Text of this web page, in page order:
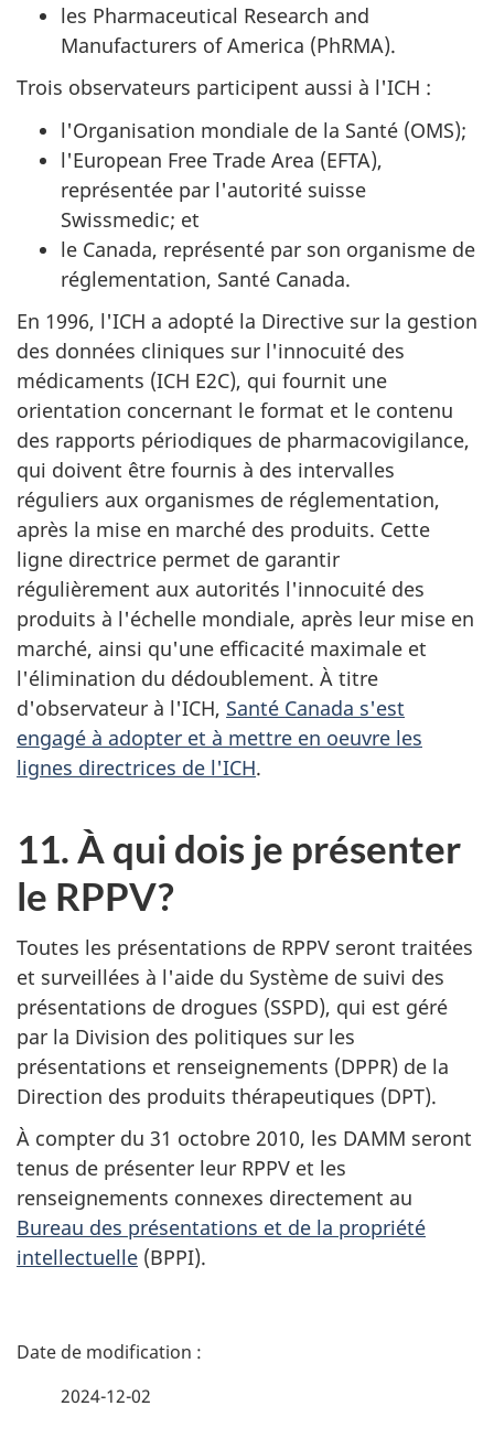
les Pharmaceutical Research and
Manufacturers of America (PhRMA).
Trois observateurs participent aussi à l'ICH :
l'Organisation mondiale de la Santé (OMS);
l'European Free Trade Area (EFTA),
représentée par l'autorité suisse
Swissmedic; et
le Canada, représenté par son organisme de
réglementation, Santé Canada.
En 1996, l'ICH a adopté la Directive sur la gestion
des données cliniques sur l'innocuité des
médicaments (ICH E2C), qui fournit une
orientation concernant le format et le contenu
des rapports périodiques de pharmacovigilance,
qui doivent être fournis à des intervalles
réguliers aux organismes de réglementation,
après la mise en marché des produits. Cette
ligne directrice permet de garantir
régulièrement aux autorités l'innocuité des
produits à l'échelle mondiale, après leur mise en
marché, ainsi qu'une efficacité maximale et
l'élimination du dédoublement. À titre
d'observateur à l'ICH, Santé Canada s'est
engagé à adopter et à mettre en oeuvre les
lignes directrices de l'ICH.
11. À qui dois je présenter
le RPPV?
Toutes les présentations de RPPV seront traitées
et surveillées à l'aide du Système de suivi des
présentations de drogues (SSPD), qui est géré
par la Division des politiques sur les
présentations et renseignements (DPPR) de la
Direction des produits thérapeutiques (DPT).
À compter du 31 octobre 2010, les DAMM seront
tenus de présenter leur RPPV et les
renseignements connexes directement au
Bureau des présentations et de la propriété
intellectuelle (BPPI).
D
2024-12-02